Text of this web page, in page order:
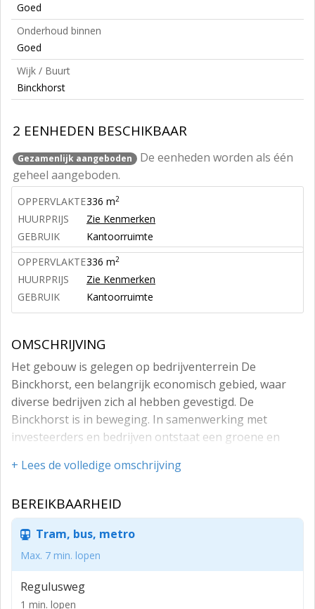
Goed
Onderhoud binnen
Goed
Wijk / Buurt
Binckhorst
2 EENHEDEN BESCHIKBAAR
Gezamenlijk aangeboden
De eenheden worden als één
geheel aangeboden.
OPPERVLAKTE336 m2
HUURPRIJS
Zie Kenmerken
GEBRUIK
Kantoorruimte
OPPERVLAKTE336 m2
HUURPRIJS
Zie Kenmerken
GEBRUIK
Kantoorruimte
OMSCHRIJVING
Het gebouw is gelegen op bedrijventerrein De
Binckhorst, een belangrijk economisch gebied, waar
diverse bedrijven zich al hebben gevestigd. De
Binckhorst is in beweging. In samenwerking met
investeerders en bedrijven ontstaat een groene en
recreëren. De centrale ligging tussen Den Haag,
en per openbaar vervoer, maakt de Binckhorst een
toplocatie voor stadsontwikkeling.
Daarnaast weten nieuwe innovatieve bedrijven,
ambachtelijke, creatieve ondernemers en bedrijven met
een maatschappelijk betekenis, de Binckhorst te
vinden. Verder is er veel nieuwe horeca in het gebied.
+ Lees de volledige omschrijving
BEREIKBAARHEID
Tram, bus, metro
Max. 7 min. lopen
Regulusweg
1 min. lopen